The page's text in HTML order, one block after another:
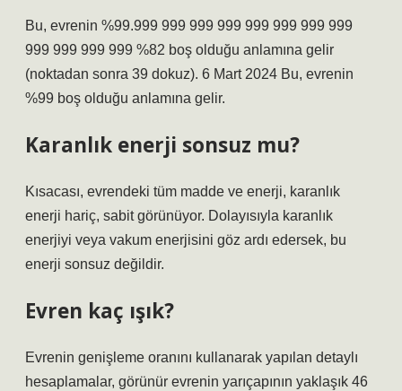
Bu, evrenin %99.999 999 999 999 999 999 999 999
999 999 999 999 %82 boş olduğu anlamına gelir
(noktadan sonra 39 dokuz). 6 Mart 2024 Bu, evrenin
%99 boş olduğu anlamına gelir.
Karanlık enerji sonsuz mu?
Kısacası, evrendeki tüm madde ve enerji, karanlık
enerji hariç, sabit görünüyor. Dolayısıyla karanlık
enerjiyi veya vakum enerjisini göz ardı edersek, bu
enerji sonsuz değildir.
Evren kaç ışık?
Evrenin genişleme oranını kullanarak yapılan detaylı
hesaplamalar, görünür evrenin yarıçapının yaklaşık 46